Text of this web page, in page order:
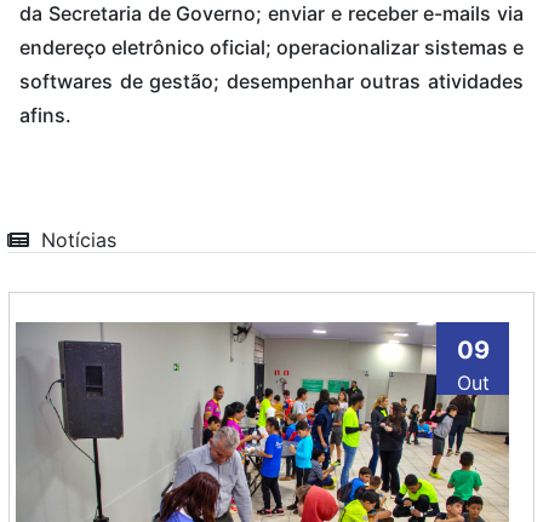
da Secretaria de Governo; enviar e receber e-mails via
endereço eletrônico oficial; operacionalizar sistemas e
softwares de gestão; desempenhar outras atividades
afins.
Notícias
09
Out